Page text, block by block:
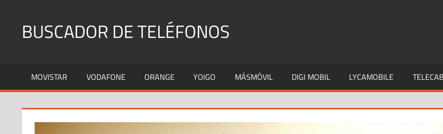
contenidoBUSCADOR DE TELÉFONOS
Fijos
y
MOVISTAR VODAFONE ORANGE YOIGO MÁSMÓVIL DIGI MOBIL LYCAMOBILE